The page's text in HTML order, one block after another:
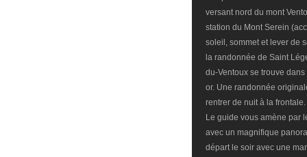
versant nord du mont
station du Mont Serein
soleil, sommet et lever de
la randonnée de Saint
du-Ventoux se trouve
or. Une randonnée
rentrer de nuit à la
Le guide vous amène par
avec un magnifique
départ le soir avec une